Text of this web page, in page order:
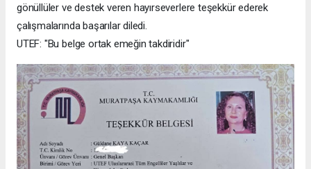
gönüllüler ve destek veren hayırseverlere teşekkür ederek
çalışmalarında başarılar diledi.
UTEF: "Bu belge ortak emeğin takdiridir"